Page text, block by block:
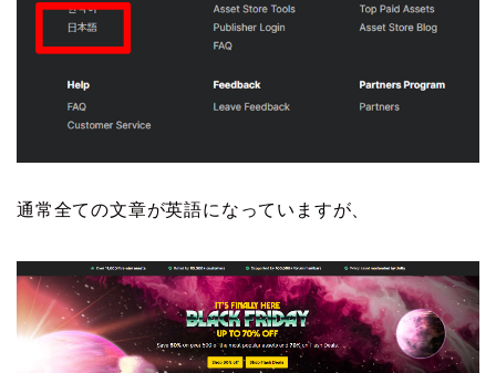
通常全ての文章が英語になっていますが、